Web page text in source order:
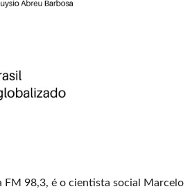
FM 98,3, é o cientista social Marcelo